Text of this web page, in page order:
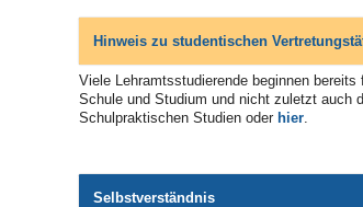
Hinweis zu studentischen
Viele Lehramtsstudierende beginnen
Schule und Studium und nicht zuletzt auch
Schulpraktischen Studien oder hier.
Selbstverständnis